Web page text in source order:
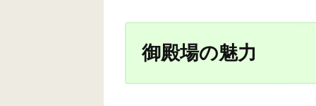
御殿場の魅力